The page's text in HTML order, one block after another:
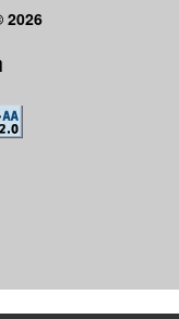
2026